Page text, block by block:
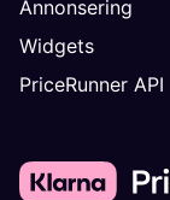
Annonsering
Widgets
PriceRunner API